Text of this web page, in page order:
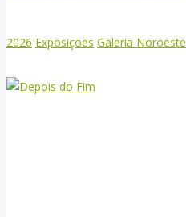
2026 Exposições Galeria Noroeste